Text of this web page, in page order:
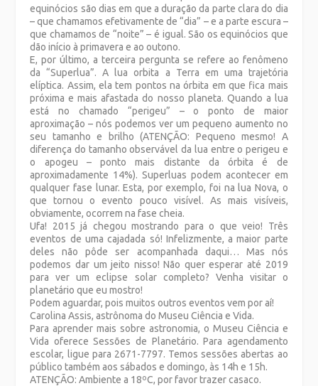
equinócios são dias em que a duração da parte clara do dia
– que chamamos efetivamente de “dia” – e a parte escura –
que chamamos de “noite” – é igual. São os equinócios que
dão início à primavera e ao outono.
E, por último, a terceira pergunta se refere ao fenômeno
da “Superlua”. A lua orbita a Terra em uma trajetória
elíptica. Assim, ela tem pontos na órbita em que fica mais
próxima e mais afastada do nosso planeta. Quando a lua
está no chamado “perigeu” – o ponto de maior
aproximação – nós podemos ver um pequeno aumento no
seu tamanho e brilho (ATENÇÃO: Pequeno mesmo! A
diferença do tamanho observável da lua entre o perigeu e
o apogeu – ponto mais distante da órbita é de
aproximadamente 14%). Superluas podem acontecer em
qualquer fase lunar. Esta, por exemplo, foi na lua Nova, o
que tornou o evento pouco visível. As mais visíveis,
obviamente, ocorrem na fase cheia.
Ufa! 2015 já chegou mostrando para o que veio! Três
eventos de uma cajadada só! Infelizmente, a maior parte
deles não pôde ser acompanhada daqui… Mas nós
podemos dar um jeito nisso! Não quer esperar até 2019
para ver um eclipse solar completo? Venha visitar o
planetário que eu mostro!
Podem aguardar, pois muitos outros eventos vem por aí!
Carolina Assis, astrônoma do Museu Ciência e Vida.
Para aprender mais sobre astronomia, o Museu Ciência e
Vida oferece Sessões de Planetário. Para agendamento
escolar, ligue para 2671-7797. Temos sessões abertas ao
público também aos sábados e domingo, às 14h e 15h.
ATENÇÃO: Ambiente a 18ºC, por favor trazer casaco.